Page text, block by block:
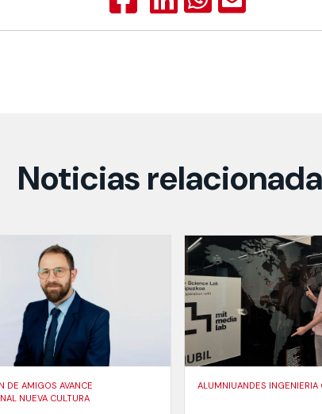
Noticias
DE AMIGOS AVANCE
NUEVA CULTURA
ALUMNIUANDES INGENIERIA